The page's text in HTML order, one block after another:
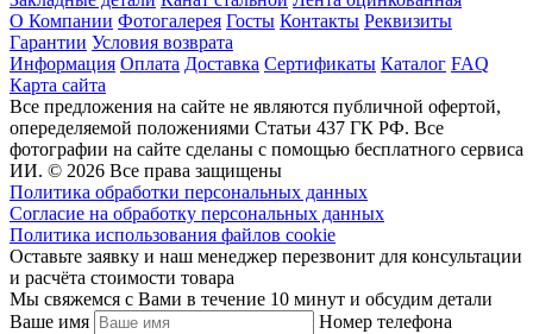
О Компании Фотогалерея Госты Контакты Реквизиты
Гарантии Условия возврата
Информация Оплата Доставка Сертификаты Каталог FAQ
Карта сайта
Все предложения на сайте не являются публичной офертой,
опеределяемой положениями Статьи 437 ГК РФ. Все
фотографии на сайте сделаны с помощью бесплатного сервиса
ИИ. © 2026 Все права защищены
Политика обработки персональных данных
Согласие на обработку персональных данных
Политика использования файлов cookie
Оставьте заявку и наш менеджер перезвонит для консультации
и расчёта стоимости товара
Мы свяжемся с Вами в течение 10 минут и обсудим детали
Ваше имя
Номер телефона